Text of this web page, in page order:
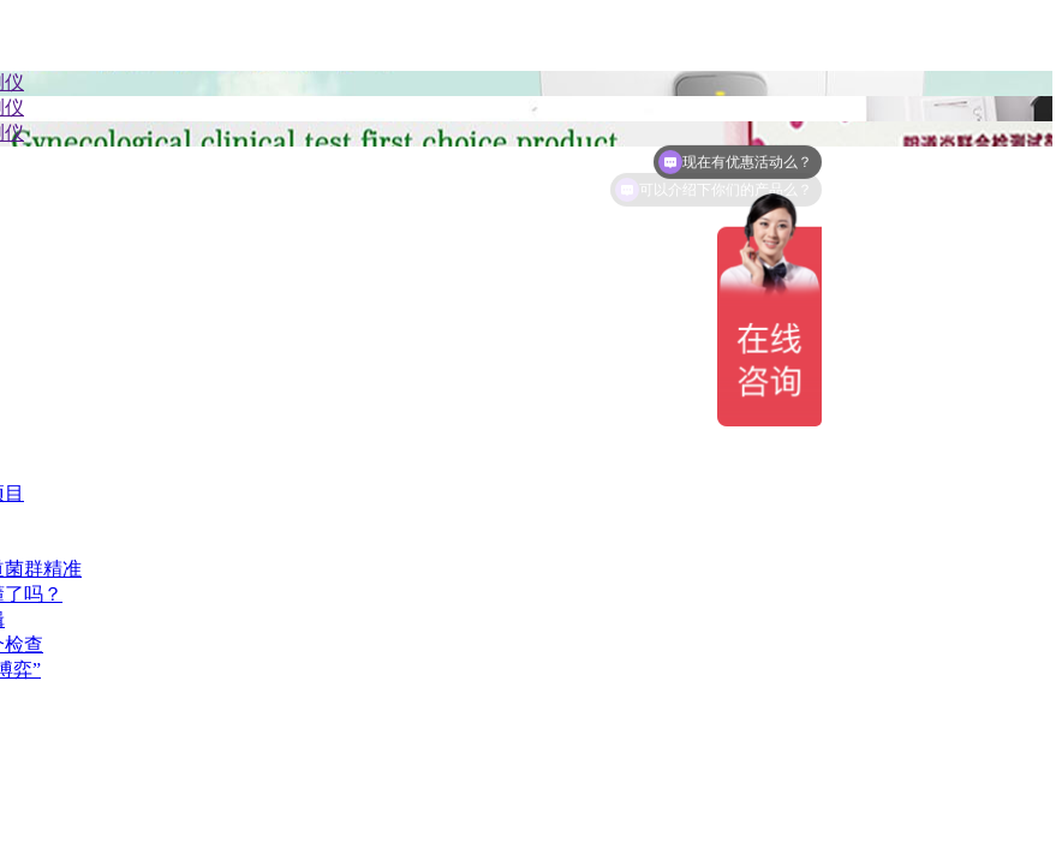
菌群精准
吗？
检查
弈”
可以介绍下你们的产品么？
现在有优惠活动么？